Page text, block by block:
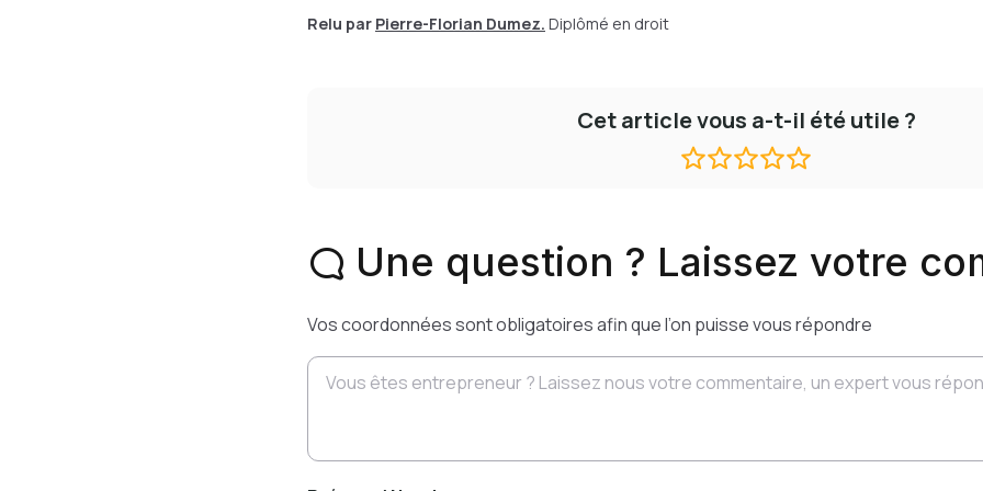
Relu par Pierre-Florian Dumez. Diplômé en droit
Cet article vous a-t-il été utile ?
Une question ? Laissez votre
Vos coordonnées sont obligatoires afin que l’on puisse vous répondre